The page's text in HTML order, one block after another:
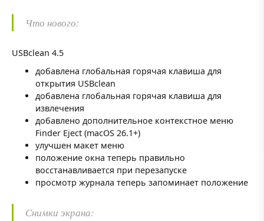
Что нового:
USBclean 4.5
добавлена глобальная горячая клавиша для
открытия USBclean
добавлена глобальная горячая клавиша для
извлечения
добавлено дополнительное контекстное меню
Finder Eject (macOS 26.1+)
улучшен макет меню
положение окна теперь правильно
восстанавливается при перезапуске
просмотр журнала теперь запоминает положение
Снимки экрана: